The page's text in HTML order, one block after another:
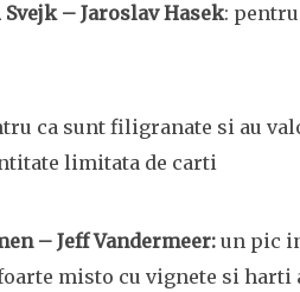
– Jaroslav Hasek:
ca sunt filigranate si au
limitata de carti
– Jeff Vandermeer: un pic
misto cu vignete si harti